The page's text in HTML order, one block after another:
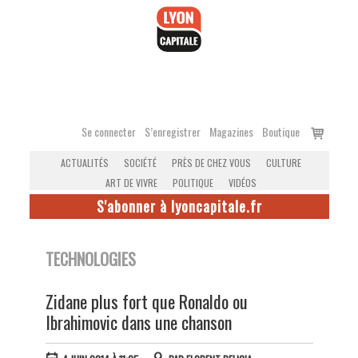
Se connecter S’enregistrer Magazines Boutique
Voir
ACTUALITÉS SOCIÉTÉ PRÈS DE CHEZ VOUS
CULTURE
ART DE VIVRE
POLITIQUE VIDÉOS
S'abonner à lyoncapitale.fr
TECHNOLOGIES
Zidane plus fort que Ronaldo ou
Ibrahimovic dans une chanson